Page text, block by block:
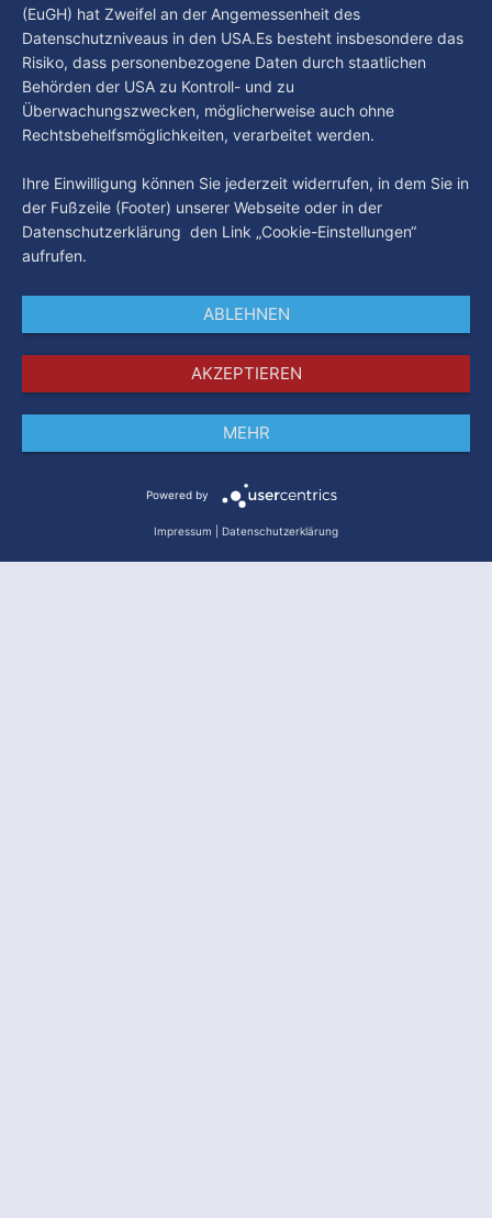
Datenschutz
(EuGH) hat Zweifel an der Angemessenheit des
Datenschutzniveaus in den USA.Es besteht insbesondere das
Risiko, dass personenbezogene Daten durch staatlichen
Behörden der USA zu Kontroll- und zu
Überwachungszwecken, möglicherweise auch ohne
Rechtsbehelfsmöglichkeiten, verarbeitet werden.
Ihre Einwilligung können Sie jederzeit widerrufen, in dem Sie in
der Fußzeile (Footer) unserer Webseite oder in der
Datenschutzerklärung den Link „Cookie-Einstellungen“
aufrufen.
ABLEHNEN
AKZEPTIEREN
MEHR
Powered by
Impressum Datenschutzerklärung